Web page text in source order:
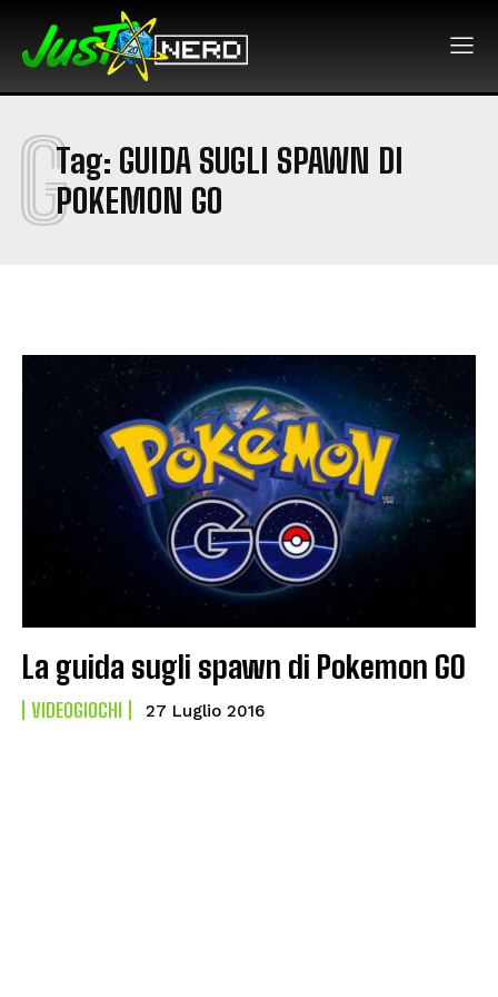
Tag: GUIDA SUGLI SPAWN DI
POKEMON GO
G
La guida sugli spawn di Pokemon GO
VIDEOGIOCHI 27 Luglio 2016